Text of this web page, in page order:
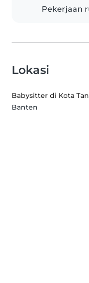
Pekerjaan
Lokasi
Babysitter di Kota
Banten